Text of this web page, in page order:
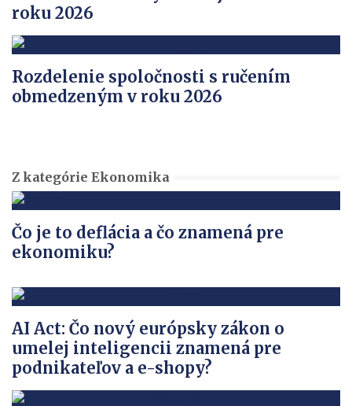
roku 2026
Rozdelenie spoločnosti s ručením
obmedzeným v roku 2026
Z kategórie Ekonomika
Čo je to deflácia a čo znamená pre
ekonomiku?
AI Act: Čo nový európsky zákon o
umelej inteligencii znamená pre
podnikateľov a e-shopy?